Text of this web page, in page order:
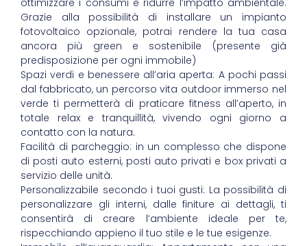
ottimizzare i consumi e ridurre l’impatto ambientale.
Grazie alla possibilità di installare un impianto
fotovoltaico opzionale, potrai rendere la tua casa
ancora più green e sostenibile (presente già
predisposizione per ogni immobile)
Spazi verdi e benessere all’aria aperta: A pochi passi
dal fabbricato, un percorso vita outdoor immerso nel
verde ti permetterà di praticare fitness all’aperto, in
totale relax e tranquillità, vivendo ogni giorno a
contatto con la natura.
Facilità di parcheggio: in un complesso che dispone
di posti auto esterni, posti auto privati e box privati a
servizio delle unità.
Personalizzabile secondo i tuoi gusti: La possibilità di
personalizzare gli interni, dalle finiture ai dettagli, ti
consentirà di creare l’ambiente ideale per te,
rispecchiando appieno il tuo stile e le tue esigenze.